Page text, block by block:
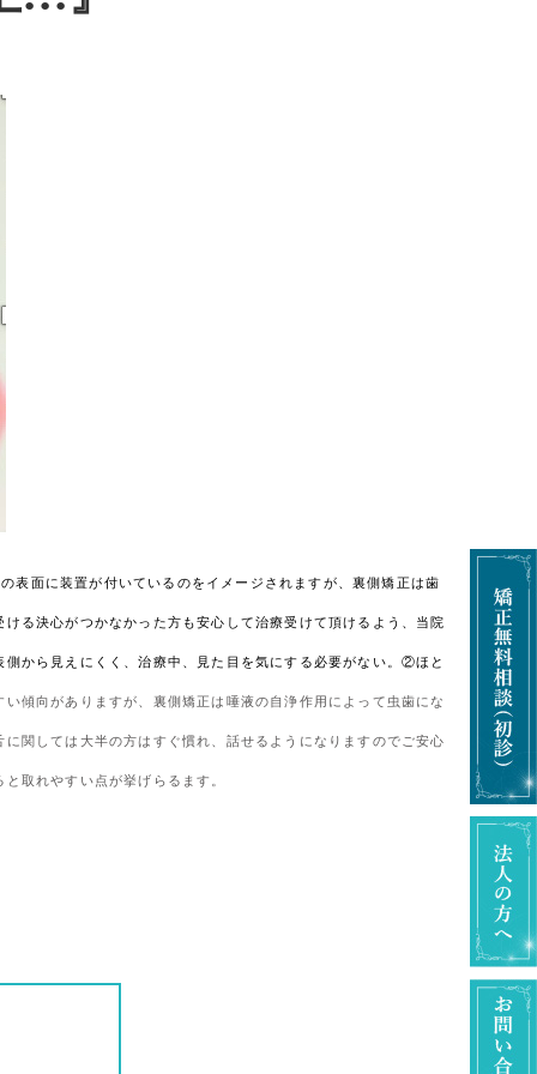
表面に装置が付いているのをイメージされますが、裏側矯正は歯
る決心がつかなかった方も安心して治療受けて頂けるよう、当院
から見えにくく、治療中、見た目を気にする必要がない。②ほと
傾向がありますが、裏側矯正は唾液の自浄作用によって虫歯にな
関しては大半の方はすぐ慣れ、話せるようになりますのでご安心
取れやすい点が挙げらるます。